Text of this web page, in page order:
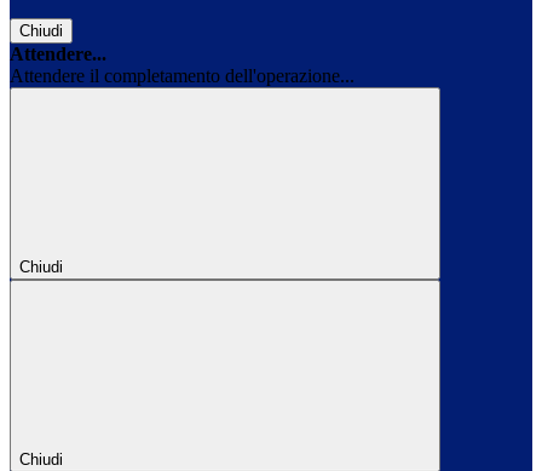
Chiudi
Attendere...
Attendere il completamento dell'operazione...
Chiudi
Chiudi